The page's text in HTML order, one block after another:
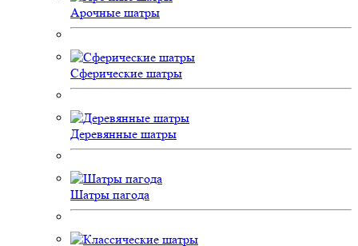
Арочные шатры
Сферические шатры
Деревянные шатры
Шатры пагода